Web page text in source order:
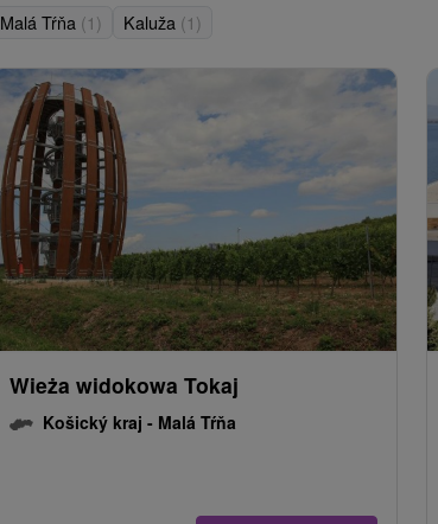
Malá Tŕňa (1) Kaluža (1)
Wieża widokowa Tokaj
Košický kraj - Malá Tŕňa